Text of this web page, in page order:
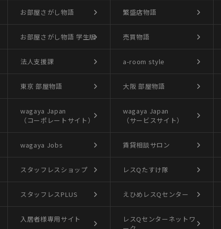
お部屋さがし物語 繁盛店物語
お部屋さがし物語 学生版 売買物語
法人支援課 a-room style
東京 部屋物語 大阪 部屋物語
wagaya Japan
（コーポレートサイト）
wagaya Japan
（サービスサイト）
wagaya Jobs 賃貸相談サロン
スタッフレスショップ レスQたすけ隊
スタッフレスPLUS えひめレスQセンター
入居者様専用サイト
レスQセンターネットワ